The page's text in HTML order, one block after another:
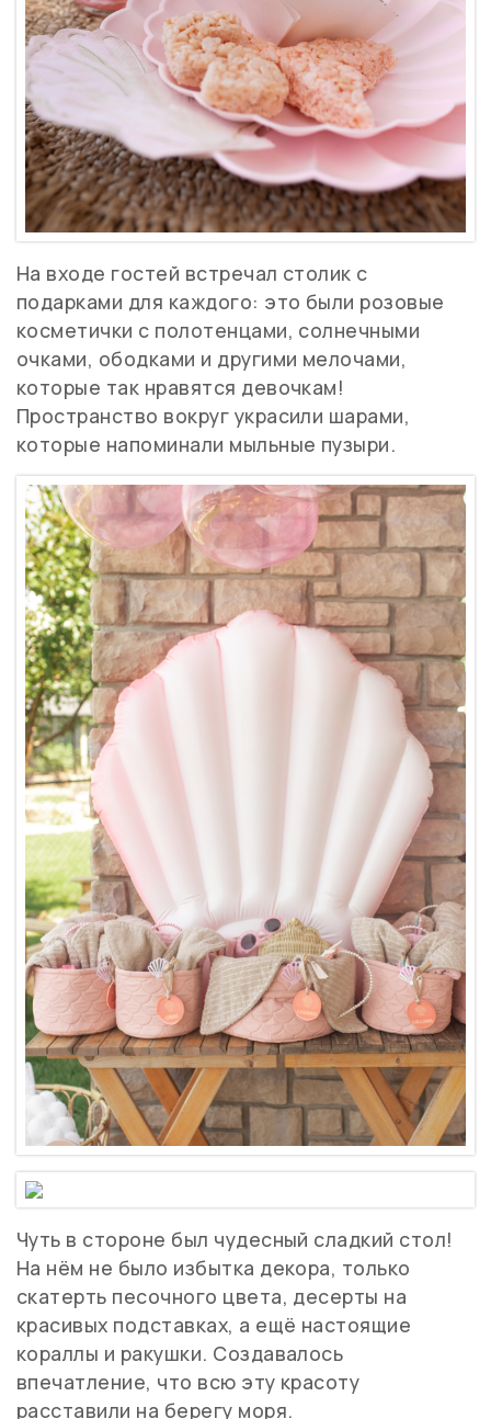
На входе гостей встречал столик с
подарками для каждого: это были розовые
косметички с полотенцами, солнечными
очками, ободками и другими мелочами,
которые так нравятся девочкам!
Пространство вокруг украсили шарами,
которые напоминали мыльные пузыри.
Чуть в стороне был чудесный сладкий стол!
На нём не было избытка декора, только
скатерть песочного цвета, десерты на
красивых подставках, а ещё настоящие
кораллы и ракушки. Создавалось
впечатление, что всю эту красоту
расставили на берегу моря.